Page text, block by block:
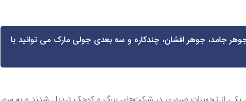
جامد، جوهر افشان، چندکاره و سه بعدی جولی مارک می توانید با